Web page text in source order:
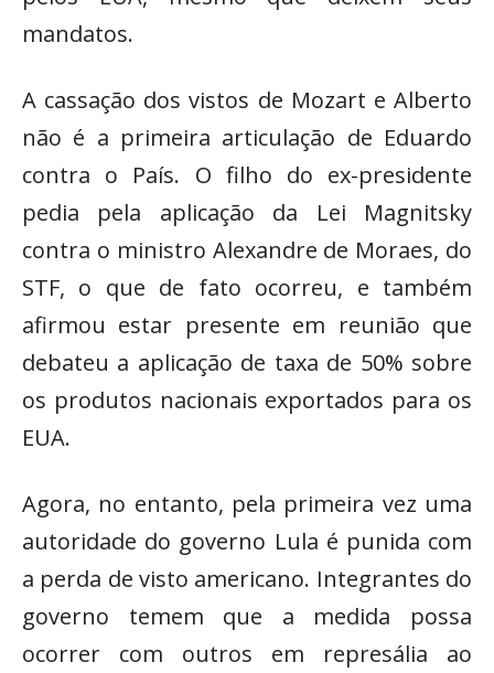
mandatos.
A cassação dos vistos de Mozart e Alberto
não é a primeira articulação de Eduardo
contra o País. O filho do ex-presidente
pedia pela aplicação da Lei Magnitsky
contra o ministro Alexandre de Moraes, do
STF, o que de fato ocorreu, e também
afirmou estar presente em reunião que
debateu a aplicação de taxa de 50% sobre
os produtos nacionais exportados para os
EUA.
Agora, no entanto, pela primeira vez uma
autoridade do governo Lula é punida com
a perda de visto americano. Integrantes do
governo temem que a medida possa
ocorrer com outros em represália ao